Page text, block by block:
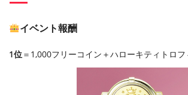
イベント報酬
1位＝1,000フリーコイン＋ハローキティトロフ